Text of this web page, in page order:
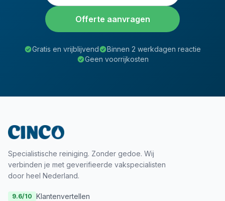
Offerte aanvragen
Gratis en vrijblijvend
Binnen 2 werkdagen reactie
Geen voorrijkosten
Specialistische reiniging. Zonder gedoe. Wij
verbinden je met geverifieerde vakspecialisten
door heel Nederland.
9.6/10 Klantenvertellen